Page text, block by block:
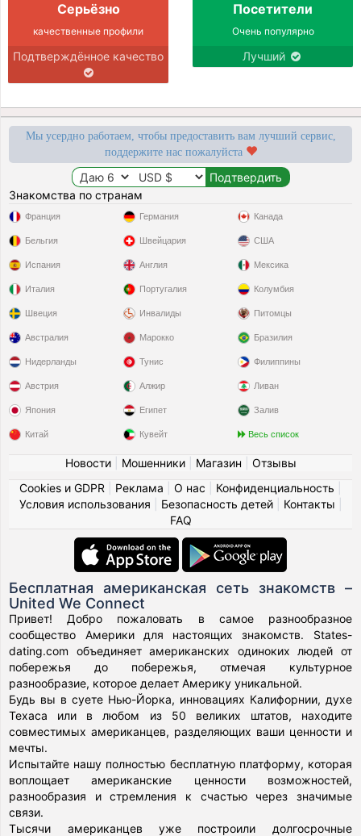
Серьёзно
качественные профили
Подтверждённое качество
Посетители
Очень популярно
Лучший
Мы усердно работаем, чтобы предоставить вам лучший сервис,
поддержите нас пожалуйста
Знакомства по странам
Франция
Бельгия
Испания
Италия
Швеция
Германия
Швейцария
Англия
Португалия
Инвалиды
Канада
США
Мексика
Колумбия
Питомцы
Австралия
Нидерланды
Австрия
Япония
Китай
Марокко
Тунис
Алжир
Египет
Кувейт
Бразилия
Филиппины
Ливан
Залив
Весь список
Новости| Мошенники| Магазин
Отзывы
Cookies и GDPR
Реклама О нас Конфиденциальность
Условия использования
Безопасность детей| Контакты
FAQ
Бесплатная американская сеть знакомств –
United We Connect
Привет! Добро пожаловать в самое разнообразное
сообщество Америки для настоящих знакомств. States-
dating.com объединяет американских одиноких людей от
побережья до побережья, отмечая культурное
разнообразие, которое делает Америку уникальной.
Будь вы в суете Нью-Йорка, инновациях Калифорнии, духе
Техаса или в любом из 50 великих штатов, находите
совместимых американцев, разделяющих ваши ценности и
мечты.
Испытайте нашу полностью бесплатную платформу, которая
воплощает американские ценности возможностей,
разнообразия и стремления к счастью через значимые
связи.
Тысячи американцев уже построили долгосрочные